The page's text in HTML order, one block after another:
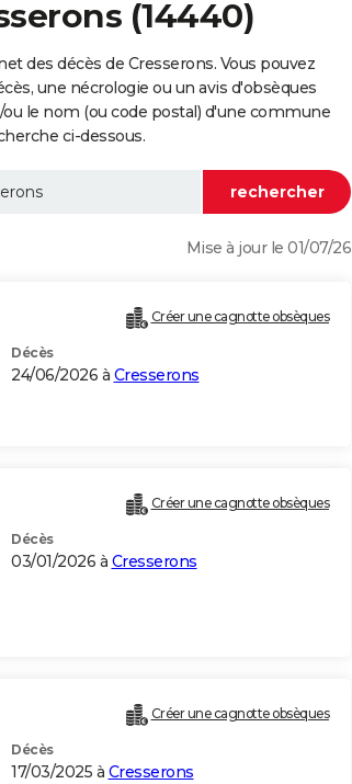
(14440)
des décès de Cresserons. Vous pouvez
une nécrologie ou un avis d'obsèques
le nom (ou code postal) d'une commune
ci-dessous.
Mise à jour le 01/07/26
Créer une cagnotte obsèques
Décès
24/06/2026 à Cresserons
Créer une cagnotte obsèques
Décès
03/01/2026 à Cresserons
Créer une cagnotte obsèques
Décès
17/03/2025 à Cresserons